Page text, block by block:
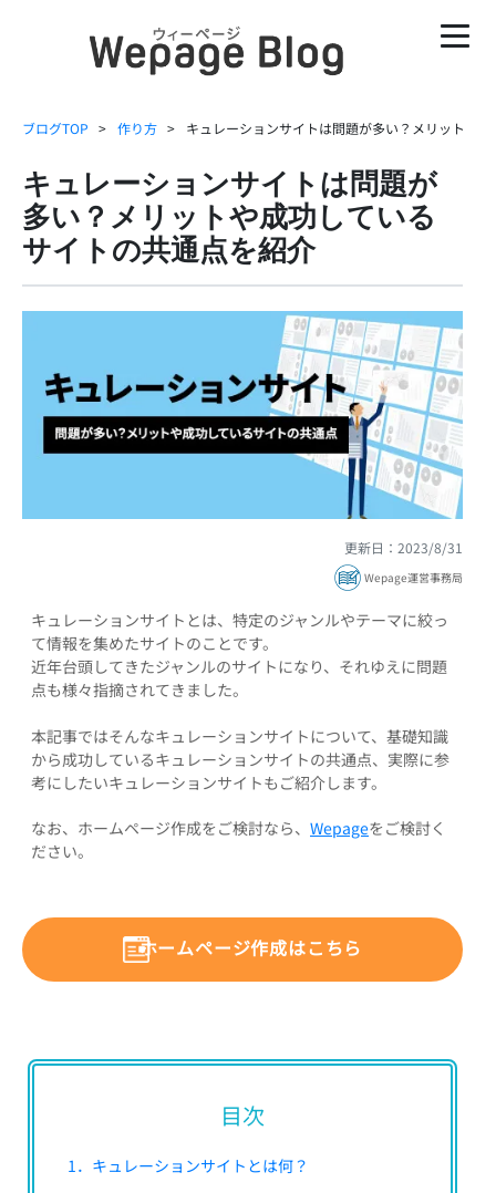
ブログTOP 作り方 キュレーションサイトは問題が多い？メリットや
キュレーションサイトは問題が
多い？メリットや成功している
サイトの共通点を紹介
更新日：2023/8/31
Wepage運営事務局
キュレーションサイトとは、特定のジャンルやテーマに絞っ
て情報を集めたサイトのことです。
近年台頭してきたジャンルのサイトになり、それゆえに問題
点も様々指摘されてきました。
本記事ではそんなキュレーションサイトについて、基礎知識
から成功しているキュレーションサイトの共通点、実際に参
考にしたいキュレーションサイトもご紹介します。
なお、ホームページ作成をご検討なら、 Wepageをご検討く
ださい。
ホームページ作成はこちら
目次
1．キュレーションサイトとは何？